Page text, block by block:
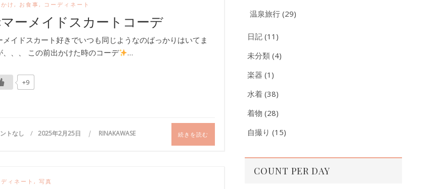
かけ, お食事, コーディネート
ーメイドスカートコーデ
メイドスカート好きでいつも同じようなのばっかりはいてま
、、、 この前出かけた時のコーデ
…
+9
トなし 2025年2月25日 RINAKAWASE 続きを読む
ディネート,写真
温泉旅行 (29)
日記 (11)
未分類 (4)
楽器 (1)
水着 (38)
着物 (28)
自撮り (15)
COUNT PER DAY